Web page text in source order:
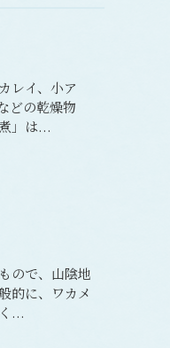
レイ、小ア
どの乾燥物
」は...
ので、山陰地
的に、ワカメ
...